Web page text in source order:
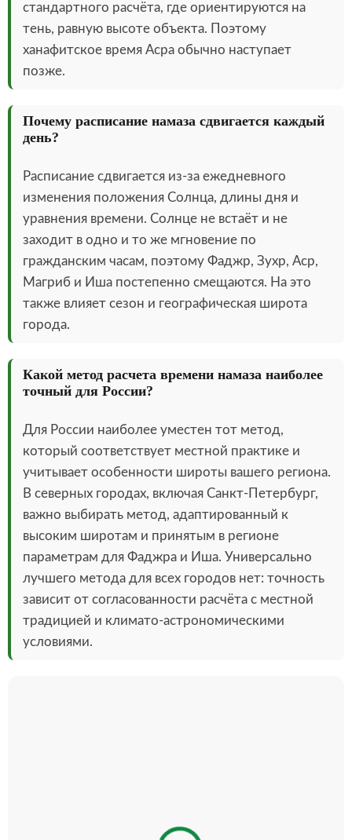
стандартного расчёта, где ориентируются на
тень, равную высоте объекта. Поэтому
ханафитское время Асра обычно наступает
позже.
Почему расписание намаза сдвигается каждый
день?
Расписание сдвигается из-за ежедневного
изменения положения Солнца, длины дня и
уравнения времени. Солнце не встаёт и не
заходит в одно и то же мгновение по
гражданским часам, поэтому Фаджр, Зухр, Аср,
Магриб и Иша постепенно смещаются. На это
также влияет сезон и географическая широта
города.
Какой метод расчета времени намаза наиболее
точный для России?
Для России наиболее уместен тот метод,
который соответствует местной практике и
учитывает особенности широты вашего региона.
В северных городах, включая Санкт-Петербург,
важно выбирать метод, адаптированный к
высоким широтам и принятым в регионе
параметрам для Фаджра и Иша. Универсально
лучшего метода для всех городов нет: точность
зависит от согласованности расчёта с местной
традицией и климато-астрономическими
условиями.